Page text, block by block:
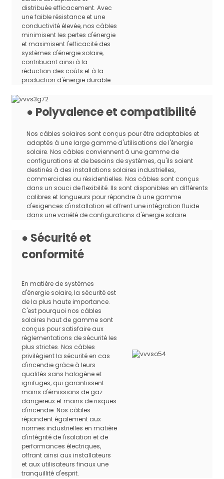
distribuée efficacement. Avec
une faible résistance et une
conductivité élevée, nos câbles
minimisent les pertes d'énergie
et maximisent l'efficacité des
systèmes d'énergie solaire,
contribuant ainsi à la
réduction des coûts et à la
production d'énergie durable.
● Polyvalence et compatibilité
Nos câbles solaires sont conçus pour être adaptables et
adaptés à une large gamme d'utilisations de l'énergie
solaire. Nos câbles conviennent à une gamme de
configurations et de besoins de systèmes, qu'ils soient
destinés à des installations solaires industrielles,
commerciales ou résidentielles. Nos câbles sont conçus
dans un souci de flexibilité. Ils sont disponibles en différents
calibres et longueurs pour répondre à une gamme
d'exigences d'installation et offrent une intégration fluide
dans une variété de configurations d'énergie solaire.
● Sécurité et
conformité
En matière de systèmes
d'énergie solaire, la sécurité est
de la plus haute importance.
C'est pourquoi nos câbles
solaires haut de gamme sont
conçus pour satisfaire aux
réglementations de sécurité les
plus strictes. Nos câbles
privilégient la sécurité en cas
d'incendie grâce à leurs
qualités sans halogène et
ignifuges, qui garantissent
moins d'émissions de gaz
dangereux et moins de risques
d'incendie. Nos câbles
répondent également aux
normes industrielles en matière
d'intégrité de l'isolation et de
performances électriques,
offrant ainsi aux installateurs
et aux utilisateurs finaux une
tranquillité d'esprit.
sur l'ensemble du câble
Test d'endurance
thermique
EN60216-2
Essai de pliage à froid
EN60811-1-4
Résistance à la lumière
du soleil
Essai de flamme
verticale sur câble
complet
Test de teneur en
EN60754-1/EN60754-2
Approbations TUV SUD EN50618:2014
Spécification
Section
transversale
Construction
du conducteur
Conducteur
toronné
Diamètre
extérieur
du câble
CC du
22×0,29
1×6.0
84×0,29 3.06
1×10
80×0,4
1×16
120×0,4 5.6
1×25
196×0,4 6,95
1×35
276×0,4